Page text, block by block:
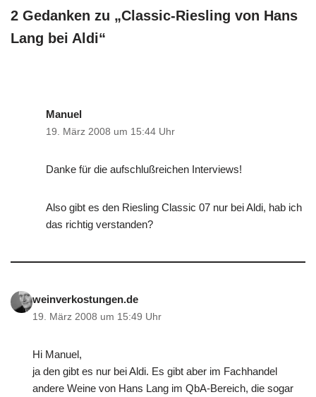
2 Gedanken zu „Classic-Riesling von Hans
Lang bei Aldi“
Manuel
19. März 2008 um 15:44 Uhr
Danke für die aufschlußreichen Interviews!
Also gibt es den Riesling Classic 07 nur bei Aldi, hab ich
das richtig verstanden?
weinverkostungen.de
19. März 2008 um 15:49 Uhr
Hi Manuel,
ja den gibt es nur bei Aldi. Es gibt aber im Fachhandel
andere Weine von Hans Lang im QbA-Bereich, die sogar